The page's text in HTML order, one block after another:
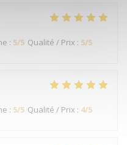
: 5/5 Qualité / Prix : 5/5
: 5/5 Qualité / Prix : 4/5